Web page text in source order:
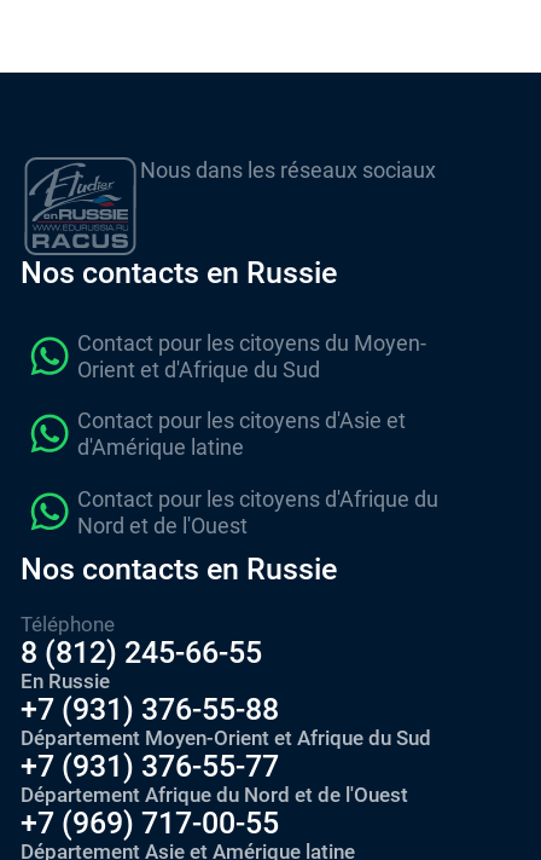
Nous dans les réseaux sociaux
Nos contacts en Russie
Contact pour les citoyens du Moyen-
Orient et d'Afrique du Sud
Contact pour les citoyens d'Asie et
d'Amérique latine
Contact pour les citoyens d'Afrique du
Nord et de l'Ouest
Nos contacts en Russie
Téléphone
8 (812) 245-66-55
En Russie
+7 (931) 376-55-88
Département Moyen-Orient et Afrique du Sud
+7 (931) 376-55-77
Département Afrique du Nord et de l'Ouest
+7 (969) 717-00-55
Département Asie et Amérique latine